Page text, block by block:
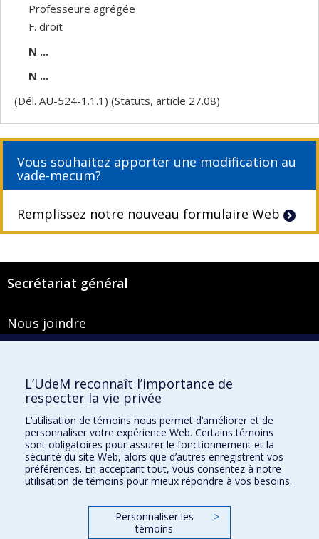
Professeure agrégée
F. droit
N ...
N ...
(Dél. AU-524-1.1.1) (Statuts, article 27.08)
Vous souhaitez apporter une modification au
vade-mecum?
Remplissez notre nouveau formulaire Web
Secrétariat général
Nous joindre
Montréal (Québec) H3T 1J4
Courriel :secretariat-general@umontreal.ca
Admission
Plan du site
Accessibilité
Accès au portail sécurisé du Secrétariat général
L’UdeM reconnaît l’importance de
respecter la vie privée
L’utilisation de témoins nous permet d’améliorer et de
personnaliser votre expérience Web. Certains témoins
sont obligatoires pour assurer le fonctionnement et la
sécurité du site Web, alors que d’autres enregistrent vos
préférences. En acceptant tout, vous consentez à notre
utilisation de témoins pour mieux répondre à vos besoins.
Personnaliser les
témoins
>